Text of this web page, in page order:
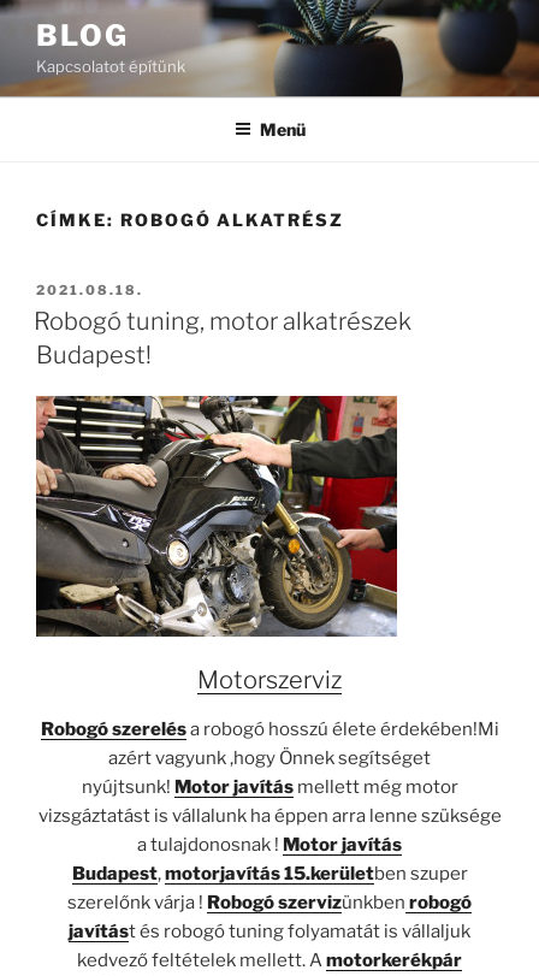
Tartalomhoz
BLOG
Kapcsolatot építünk
Menü
CÍMKE: ROBOGÓ ALKATRÉSZ
BEKÜLDVE:
2021.08.18.
Robogó tuning, motor alkatrészek
Budapest!
Motorszerviz
Robogó szerelésa robogó hosszú élete érdekében!Mi
azért vagyunk ,hogy Önnek segítséget
nyújtsunk! Motor javításmellett még motor
vizsgáztatást is vállalunk ha éppen arra lenne szüksége
a tulajdonosnak ! Motor javítás
Budapest,motorjavítás 15.kerületben szuper
szerelőnk várja ! Robogó szervizünkben robogó
javítást és robogó tuning folyamatát is vállaljuk
kedvező feltételek mellett. Amotorkerékpár